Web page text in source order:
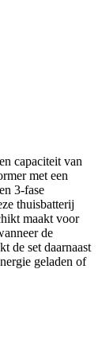
capaciteit van
met een
3-fase
thuisbatterij
maakt voor
de
de set daarnaast
geladen of